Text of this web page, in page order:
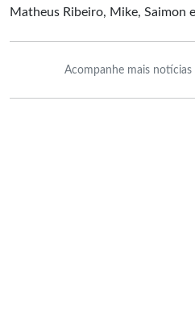
Matheus Ribeiro, Mike, Saimon
Acompanhe mais notícias